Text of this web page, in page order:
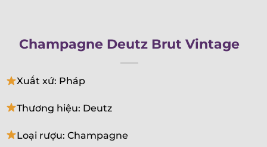
Champagne Deutz Brut Vintage
Xuất xứ: Pháp
Thương hiệu: Deutz
Loại rượu: Champagne